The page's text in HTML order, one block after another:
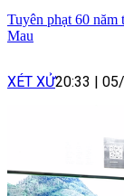
Tuyên phạt 60 năm
Mau
XÉT XỬ20:33